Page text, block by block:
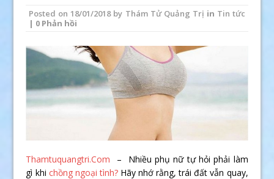
Posted on 18/01/2018by Thám Tử Quảng Trị in Tin tức
| 0 Phản hồi
Thamtuquangtri.Com
– Nhiều phụ nữ tự hỏi phải làm
gì khi chồng ngoại tình?Hãy nhớ rằng, trái đất vẫn quay,